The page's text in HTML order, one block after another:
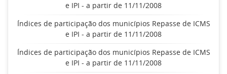
e IPI - a partir de 11/11/2008
Índices de participação dos municípios Repasse de ICMS
e IPI - a partir de 11/11/2008
Índices de participação dos municípios Repasse de ICMS
e IPI - a partir de 11/11/2008